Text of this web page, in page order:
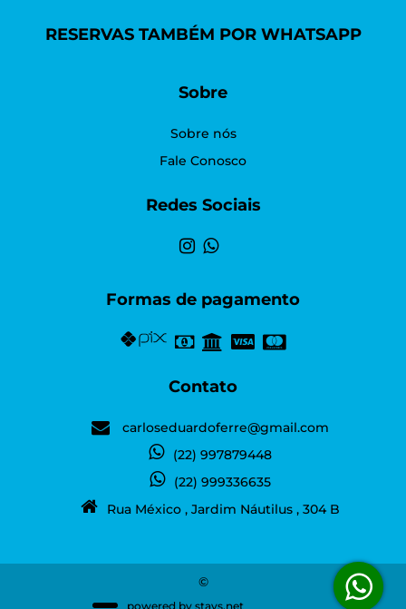
RESERVAS TAMBÉM POR WHATSAPP
Sobre
Sobre nós
Fale Conosco
Redes Sociais
Formas de pagamento
Contato
carloseduardoferre@gmail.com
(22) 997879448
(22) 999336635
Rua México , Jardim Náutilus , 304 B
©
powered by stays.net